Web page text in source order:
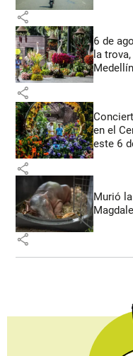
share
6 de
la
Medellín
share
en el
este 6
share
Murió
share